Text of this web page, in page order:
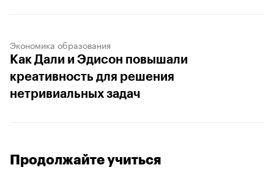
Экономика образования
Как Дали и Эдисон повышали
креативность для решения
нетривиальных задач
Продолжайте учиться